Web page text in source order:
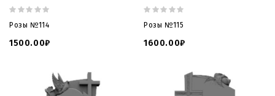
Розы №114
1500.00₽
Розы №115
1600.00₽